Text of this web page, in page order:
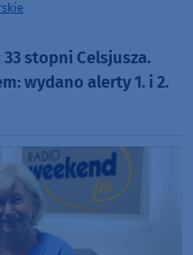
stopni Celsjusza.
wydano alerty 1. i 2.